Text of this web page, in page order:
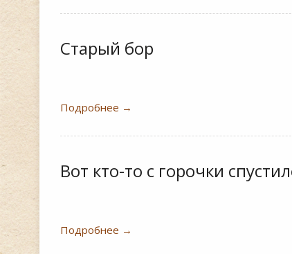
Старый бор
Подробнее →
Вот кто-то с горочки
Подробнее →